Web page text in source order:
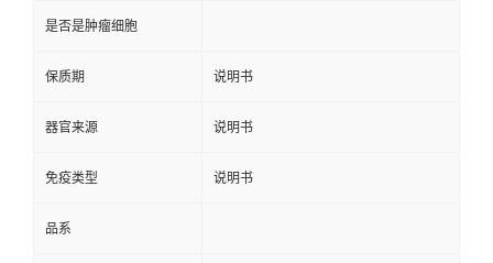
是否是肿瘤细胞
保质期 说明书
器官来源 说明书
免疫类型 说明书
品系